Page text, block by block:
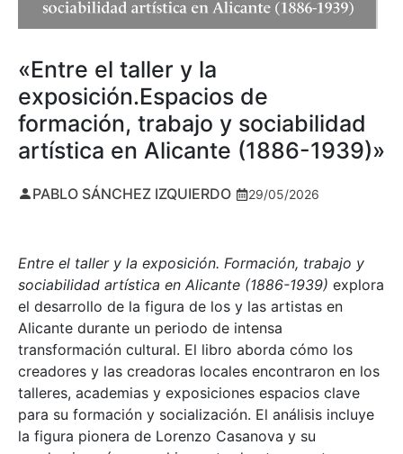
«Entre el taller y la
exposición.Espacios de
formación, trabajo y sociabilidad
artística en Alicante (1886-1939)»
PABLO SÁNCHEZ IZQUIERDO 29/05/2026
Entre el taller y la exposición. Formación, trabajo y
sociabilidad artística en Alicante (1886-1939) explora
el desarrollo de la figura de los y las artistas en
Alicante durante un periodo de intensa
transformación cultural. El libro aborda cómo los
creadores y las creadoras locales encontraron en los
talleres, academias y exposiciones espacios clave
para su formación y socialización. El análisis incluye
la figura pionera de Lorenzo Casanova y su